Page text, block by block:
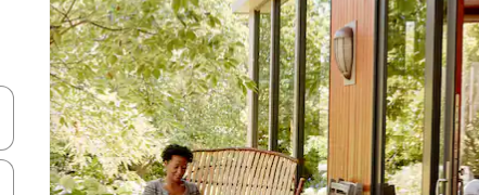
le haut et vers le bas pour les parcourir ou en appuyant et en